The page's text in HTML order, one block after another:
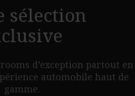
sélection
d’exception partout en
automobile haut de
gamme.